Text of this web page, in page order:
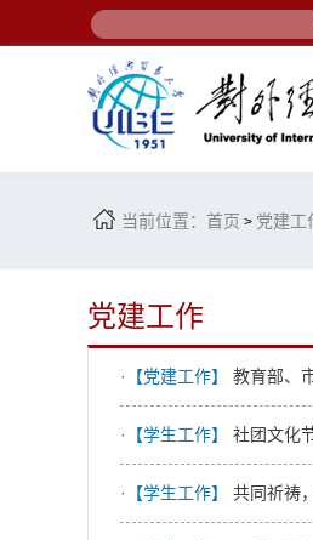
当前位置： 首页 > 党建工
党建工作
·【党建工作】 教育部、
·【学生工作】 社团文化
·【学生工作】 共同祈祷